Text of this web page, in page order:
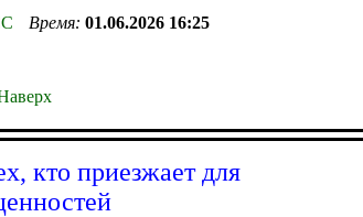
Время: 01.06.2026 16:25
кто приезжает для